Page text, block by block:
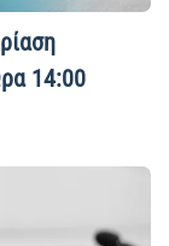
14:00